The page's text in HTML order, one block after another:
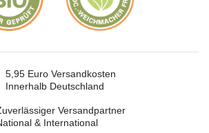
5,95 Euro Versandkosten
Innerhalb Deutschland
Versandpartner
& International